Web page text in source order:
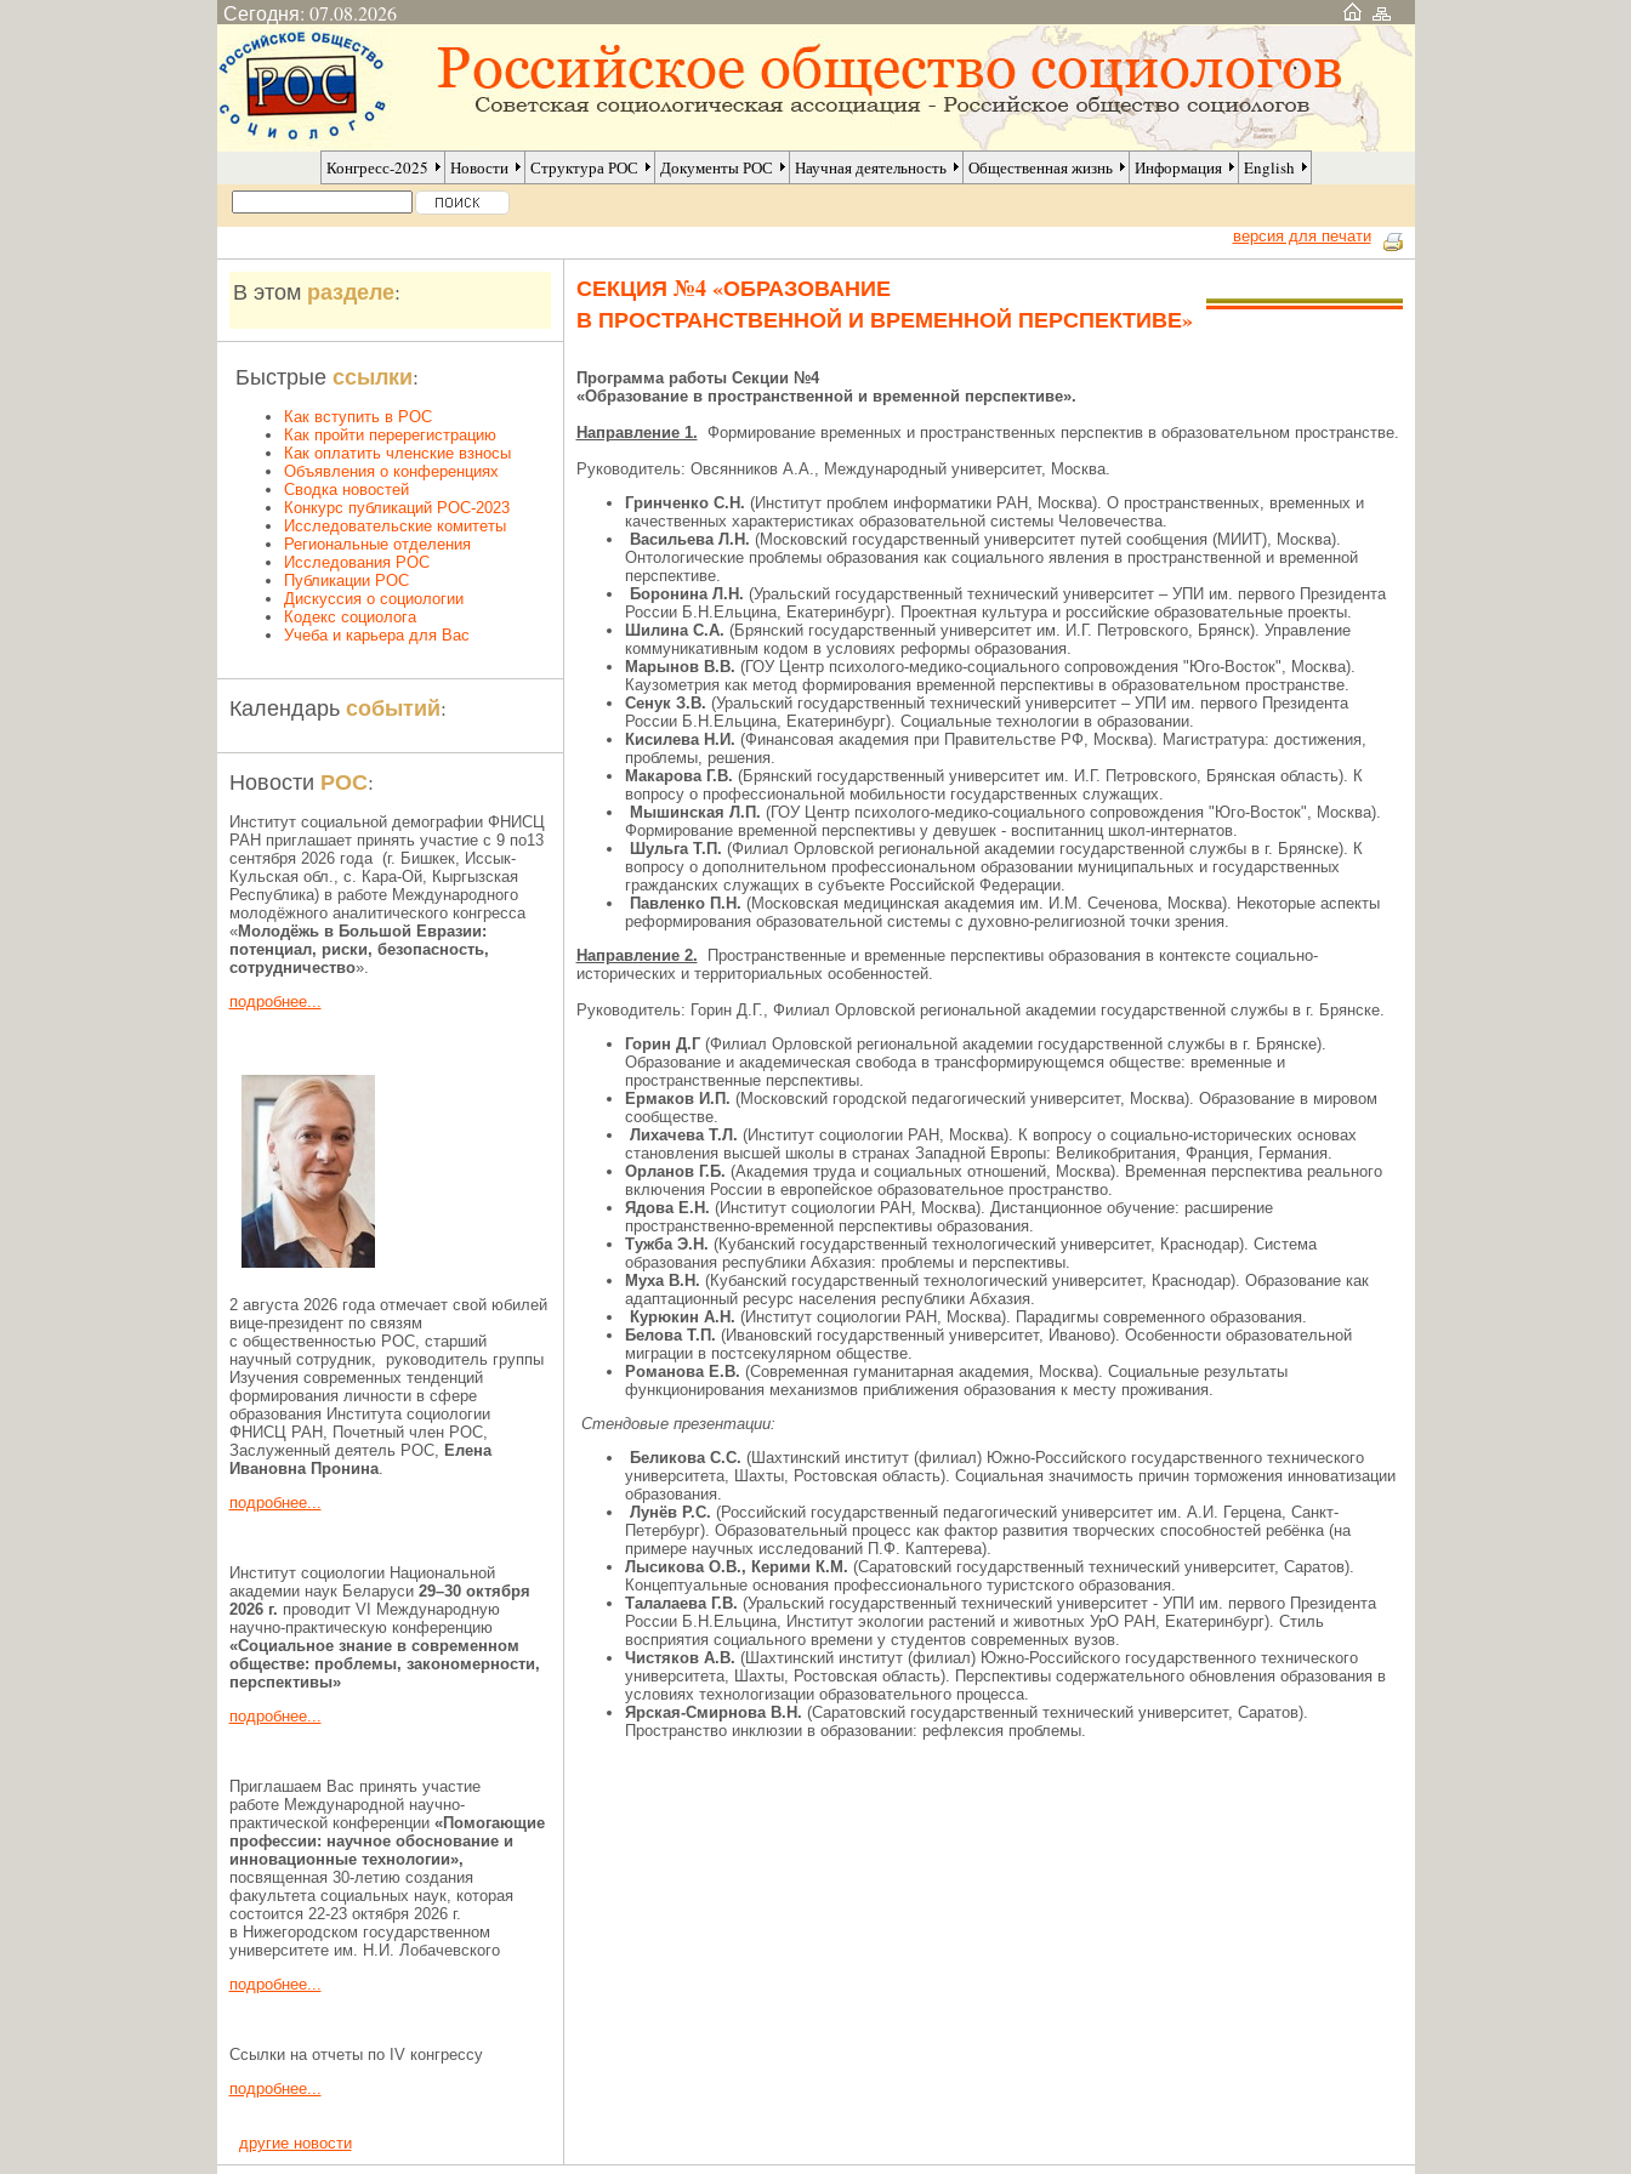
Сегодня: 07.08.2026
Конгресс-2025 Новости Структура РОС Документы РОС Научная деятельность Общественная жизнь Информация English
версия для печати
В этом разделе:
Быстрые ссылки:
Как вступить в РОС
Как пройти перерегистрацию
Как оплатить членские взносы
Объявления о конференциях
Сводка новостей
Конкурс публикаций РОС-2023
Исследовательские комитеты
Региональные отделения
Исследования РОС
Публикации РОС
Дискуссия о социологии
Кодекс социолога
Учеба и карьера для Вас
Календарь событий:
Новости РОС:
Институт социальной демографии ФНИСЦ
РАН приглашает принять участие с 9 по13
сентября 2026 года (г. Бишкек, Иссык-
Кульская обл., c. Кара-Ой, Кыргызская
Республика) в работе Международного
молодёжного аналитического конгресса
«Молодёжь в Большой Евразии:
потенциал, риски, безопасность,
сотрудничество».
подробнее...
2 августа 2026 года отмечает свой юбилей
вице-президент по связям
с общественностью РОС, старший
научный сотрудник, руководитель группы
Изучения современных тенденций
формирования личности в сфере
образования Института социологии
ФНИСЦ РАН, Почетный член РОС,
Заслуженный деятель РОС, Елена
Ивановна Пронина.
подробнее...
Институт социологии Национальной
академии наук Беларуси 29–30 октября
2026 г. проводит VI Международную
научно-практическую конференцию
«Социальное знание в современном
обществе: проблемы, закономерности,
перспективы»
подробнее...
Приглашаем Вас принять участие
работе Международной научно-
практической конференции «Помогающие
профессии: научное обоснование и
инновационные технологии»,
посвященная 30-летию создания
факультета социальных наук, которая
состоится 22-23 октября 2026 г.
в Нижегородском государственном
университете им. Н.И. Лобачевского
подробнее...
Ссылки на отчеты по IV конгрессу
подробнее...
другие новости
СЕКЦИЯ №4 «ОБРАЗОВАНИЕ
В ПРОСТРАНСТВЕННОЙ И ВРЕМЕННОЙ ПЕРСПЕКТИВЕ»
Программа работы Секции №4
«Образование в пространственной и временной перспективе».
Направление 1. Формирование временных и пространственных перспектив в образовательном пространстве.
Руководитель: Овсянников А.А., Международный университет, Москва.
Гринченко С.Н. (Институт проблем информатики РАН, Москва). О пространственных, временных и
качественных характеристиках образовательной системы Человечества.
Васильева Л.Н. (Московский государственный университет путей сообщения (МИИТ), Москва).
Онтологические проблемы образования как социального явления в пространственной и временной
перспективе.
Боронина Л.Н. (Уральский государственный технический университет – УПИ им. первого Президента
России Б.Н.Ельцина, Екатеринбург). Проектная культура и российские образовательные проекты.
Шилина С.А. (Брянский государственный университет им. И.Г. Петровского, Брянск). Управление
коммуникативным кодом в условиях реформы образования.
Марынов В.В. (ГОУ Центр психолого-медико-социального сопровождения "Юго-Восток", Москва).
Каузометрия как метод формирования временной перспективы в образовательном пространстве.
Сенук З.В. (Уральский государственный технический университет – УПИ им. первого Президента
России Б.Н.Ельцина, Екатеринбург). Социальные технологии в образовании.
Кисилева Н.И. (Финансовая академия при Правительстве РФ, Москва). Магистратура: достижения,
проблемы, решения.
Макарова Г.В. (Брянский государственный университет им. И.Г. Петровского, Брянская область). К
вопросу о профессиональной мобильности государственных служащих.
Мышинская Л.П. (ГОУ Центр психолого-медико-социального сопровождения "Юго-Восток", Москва).
Формирование временной перспективы у девушек - воспитанниц школ-интернатов.
Шульга Т.П. (Филиал Орловской региональной академии государственной службы в г. Брянске). К
вопросу о дополнительном профессиональном образовании муниципальных и государственных
гражданских служащих в субъекте Российской Федерации.
Павленко П.Н. (Московская медицинская академия им. И.М. Сеченова, Москва). Некоторые аспекты
реформирования образовательной системы с духовно-религиозной точки зрения.
Направление 2. Пространственные и временные перспективы образования в контексте социально-
исторических и территориальных особенностей.
Руководитель: Горин Д.Г., Филиал Орловской региональной академии государственной службы в г. Брянске.
Горин Д.Г(Филиал Орловской региональной академии государственной службы в г. Брянске).
Образование и академическая свобода в трансформирующемся обществе: временные и
пространственные перспективы.
Ермаков И.П. (Московский городской педагогический университет, Москва). Образование в мировом
сообществе.
Лихачева Т.Л. (Институт социологии РАН, Москва). К вопросу о социально-исторических основах
становления высшей школы в странах Западной Европы: Великобритания, Франция, Германия.
Орланов Г.Б. (Академия труда и социальных отношений, Москва). Временная перспектива реального
включения России в европейское образовательное пространство.
Ядова Е.Н. (Институт социологии РАН, Москва). Дистанционное обучение: расширение
пространственно-временной перспективы образования.
Тужба Э.Н. (Кубанский государственный технологический университет, Краснодар). Система
образования республики Абхазия: проблемы и перспективы.
Муха В.Н. (Кубанский государственный технологический университет, Краснодар). Образование как
адаптационный ресурс населения республики Абхазия.
Курюкин А.Н. (Институт социологии РАН, Москва). Парадигмы современного образования.
Белова Т.П. (Ивановский государственный университет, Иваново). Особенности образовательной
миграции в постсекулярном обществе.
Романова Е.В. (Современная гуманитарная академия, Москва). Социальные результаты
функционирования механизмов приближения образования к месту проживания.
Стендовые презентации:
Беликова С.С. (Шахтинский институт (филиал) Южно-Российского государственного технического
университета, Шахты, Ростовская область). Социальная значимость причин торможения инноватизации
образования.
Лунёв Р.С. (Российский государственный педагогический университет им. А.И. Герцена, Санкт-
Петербург). Образовательный процесс как фактор развития творческих способностей ребёнка (на
примере научных исследований П.Ф. Каптерева).
Лысикова О.В., Керими К.М. (Саратовский государственный технический университет, Саратов).
Концептуальные основания профессионального туристского образования.
Талалаева Г.В. (Уральский государственный технический университет - УПИ им. первого Президента
России Б.Н.Ельцина, Институт экологии растений и животных УрО РАН, Екатеринбург). Стиль
восприятия социального времени у студентов современных вузов.
Чистяков А.В. (Шахтинский институт (филиал) Южно-Российского государственного технического
университета, Шахты, Ростовская область). Перспективы содержательного обновления образования в
условиях технологизации образовательного процесса.
Ярская-Смирнова В.Н. (Саратовский государственный технический университет, Саратов).
Пространство инклюзии в образовании: рефлексия проблемы.